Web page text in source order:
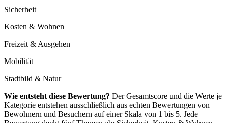
Sicherheit
Kosten & Wohnen
Freizeit & Ausgehen
Mobilität
Stadtbild & Natur
Wie entsteht diese Bewertung? Der Gesamtscore und die Werte je
Kategorie entstehen ausschließlich aus echten Bewertungen von
Bewohnern und Besuchern auf einer Skala von 1 bis 5. Jede